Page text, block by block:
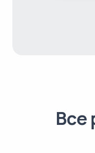
Все